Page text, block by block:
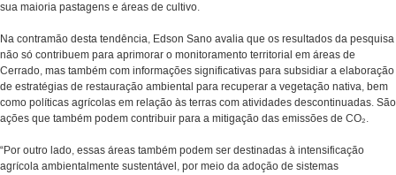
sua maioria pastagens e áreas de cultivo.
Na contramão desta tendência, Edson Sano avalia que os resultados da pesquisa
não só contribuem para aprimorar o monitoramento territorial em áreas de
Cerrado, mas também com informações significativas para subsidiar a elaboração
de estratégias de restauração ambiental para recuperar a vegetação nativa, bem
como políticas agrícolas em relação às terras com atividades descontinuadas. São
ações que também podem contribuir para a mitigação das emissões de CO₂.
“Por outro lado, essas áreas também podem ser destinadas à intensificação
agrícola ambientalmente sustentável, por meio da adoção de sistemas